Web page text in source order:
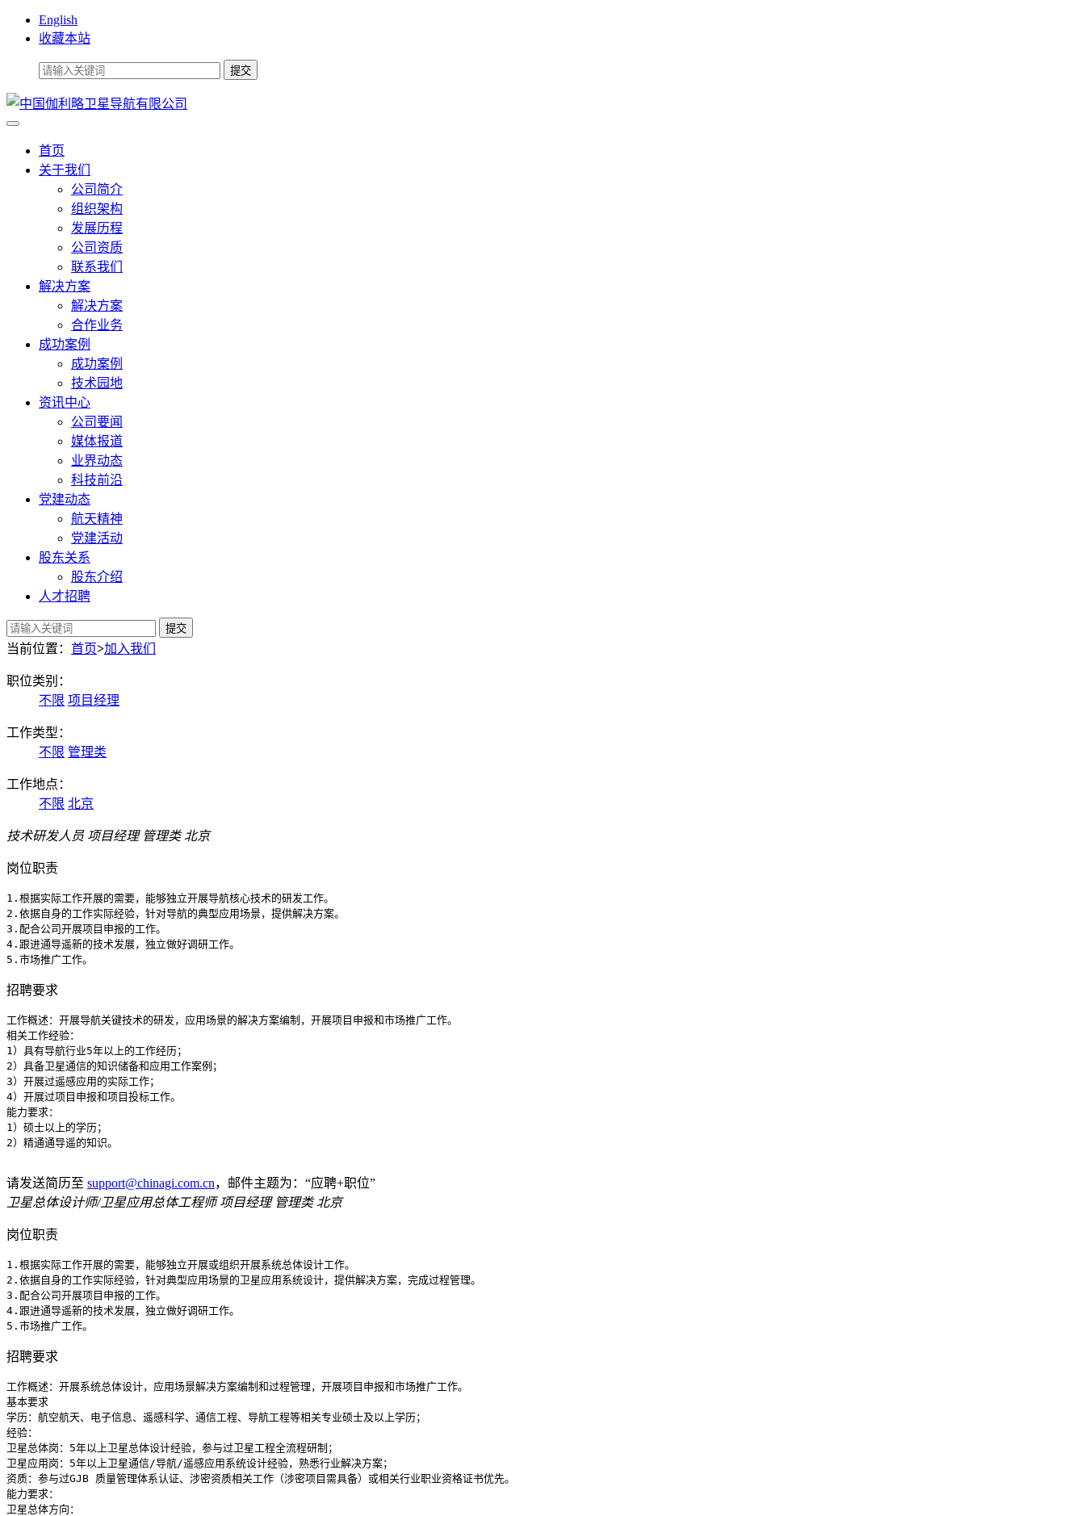
English
收藏本站
首页
关于我们
公司简介
组织架构
发展历程
公司资质
联系我们
解决方案
解决方案
合作业务
成功案例
成功案例
技术园地
资讯中心
公司要闻
媒体报道
业界动态
科技前沿
党建动态
航天精神
党建活动
股东关系
股东介绍
人才招聘
提交
当前位置： 首页>加入我们
职位类别：
不限 项目经理
工作类型：
不限 管理类‌
工作地点：
不限 北京
技术研发人员 项目经理 管理类‌ 北京
岗位职责
1.根据实际工作开展的需要，能够独立开展导航核心技术的研发工作。
2.依据自身的工作实际经验，针对导航的典型应用场景，提供解决方案。
3.配合公司开展项目申报的工作。
4.跟进通导遥新的技术发展，独立做好调研工作。
5.市场推广工作。
招聘要求
工作概述：开展导航关键技术的研发，应用场景的解决方案编制，开展项目申报和市场推广工作。
相关工作经验：
1）具有导航行业5年以上的工作经历；
2）具备卫星通信的知识储备和应用工作案例；
3）开展过遥感应用的实际工作；
4）开展过项目申报和项目投标工作。
能力要求：
1）硕士以上的学历；
2）精通通导遥的知识。
请发送简历至 support@chinagi.com.cn，邮件主题为：“应聘+职位”
卫星总体设计师/卫星应用总体工程师 项目经理 管理类‌ 北京
岗位职责
1.根据实际工作开展的需要，能够独立开展或组织开展系统总体设计工作。
2.依据自身的工作实际经验，针对典型应用场景的卫星应用系统设计，提供解决方案，完成过程管理。
3.配合公司开展项目申报的工作。
4.跟进通导遥新的技术发展，独立做好调研工作。
5.市场推广工作。
招聘要求
工作概述：开展系统总体设计，应用场景解决方案编制和过程管理，开展项目申报和市场推广工作。
基本要求
学历：航空航天、电子信息、遥感科学、通信工程、导航工程等相关专业硕士及以上学历；
经验：
卫星总体岗：5年以上卫星总体设计经验，参与过卫星工程全流程研制；
卫星应用岗：5年以上卫星通信/导航/遥感应用系统设计经验，熟悉行业解决方案；
资质：参与过GJB 质量管理体系认证、涉密资质相关工作（涉密项目需具备）或相关行业职业资格证书优先。
能力要求：
卫星总体方向：